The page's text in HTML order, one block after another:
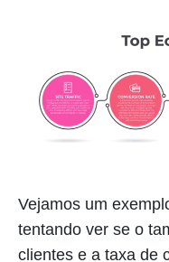
Vejamos um
tentando ver se o
clientes e a taxa de